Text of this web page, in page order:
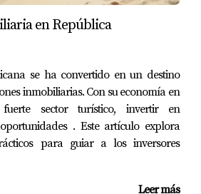
es seguro siempre que
inmobiliarios confiables y realices
asociados con la
impuestos sobre la propiedad,
de mantenimiento. Es
presupuesto claro antes de
en República
se ha convertido en un destino
inmobiliarias. Con su economía en
sector turístico, invertir en
. Este artículo explora
para guiar a los inversores
Leer más